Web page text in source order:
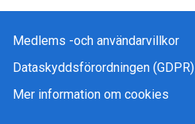
Medlems -och användarvillkor
Dataskyddsförordningen (GDPR)
Mer information om cookies